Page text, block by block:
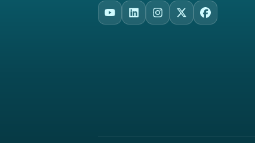
Facebook
X
Instagram
LinkedIn
YouTube